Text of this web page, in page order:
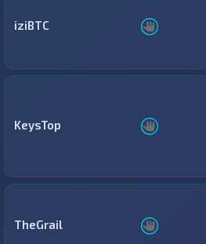
iziBTC
KeysTop
TheGrail